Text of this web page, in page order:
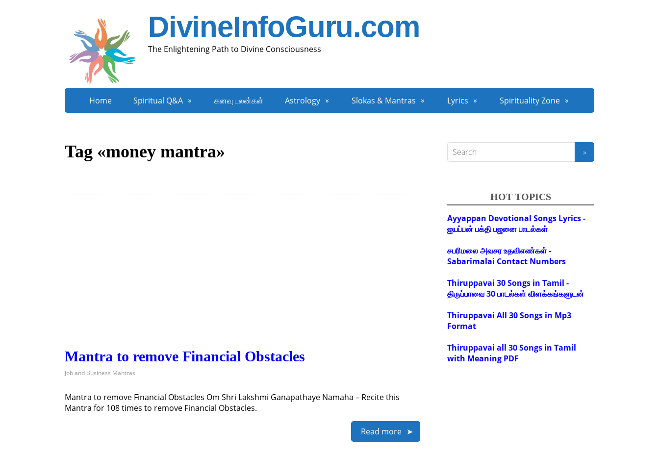
DivineInfoGuru.com
The Enlightening Path to Divine Consciousness
Home Spiritual Q&A கனவு பலன்கள் Astrology Slokas & Mantras Lyrics Spirituality Zone
Tag «money mantra»
Mantra to remove Financial Obstacles
Job and Business Mantras
Mantra to remove Financial Obstacles Om Shri Lakshmi Ganapathaye Namaha – Recite this
Mantra for 108 times to remove Financial Obstacles.
Read more
HOT TOPICS
Ayyappan Devotional Songs Lyrics -
ஐயப்பன் பக்தி பஜனை பாடல்கள்
சபரிமலை அவசர உதவிஎண்கள் -
Sabarimalai Contact Numbers
Thiruppavai 30 Songs in Tamil -
திருப்பாவை 30 பாடல்கள் விளக்கங்களுடன்
Thiruppavai All 30 Songs in Mp3
Format
Thiruppavai all 30 Songs in Tamil
with Meaning PDF